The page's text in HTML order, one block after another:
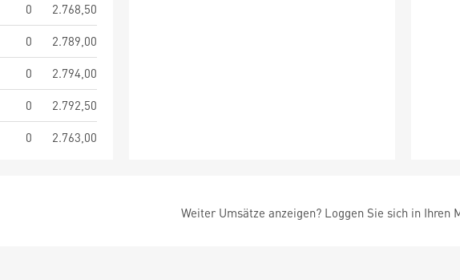
0
2.768,50
0
2.789,00
0
2.794,00
0
2.792,50
0 2.763,00
Weiter Umsätze anzeigen? Loggen Sie sich in Ihren